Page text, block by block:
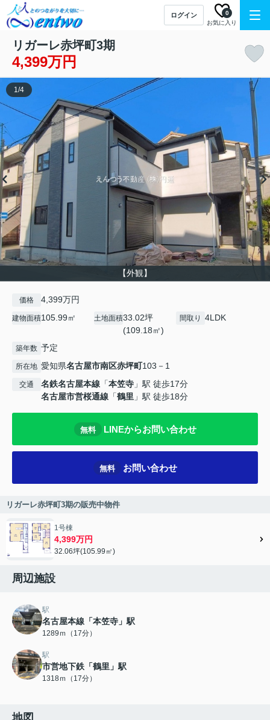
ログイン
お気に入り
0
リガーレ赤坪町3期
4,399万円
【外観】
1/4
価格 4,399万円
建物面積105.99㎡ 土地面積33.02坪
(109.18㎡)
間取り 4LDK
築年数 予定
所在地 愛知県名古屋市南区赤坪町103－1
交通 名鉄名古屋本線 「本笠寺 」駅 徒歩17分
名古屋市営桜通線 「鶴里 」駅 徒歩18分
無料 LINEからお問い合わせ
無料 お問い合わせ
リガーレ赤坪町3期の販売中物件
1号棟
4,399万円
32.06坪(105.99㎡)
周辺施設
駅
名古屋本線「本笠寺」駅
1289ｍ（17分）
駅
市営地下鉄「鶴里」駅
1318ｍ（17分）